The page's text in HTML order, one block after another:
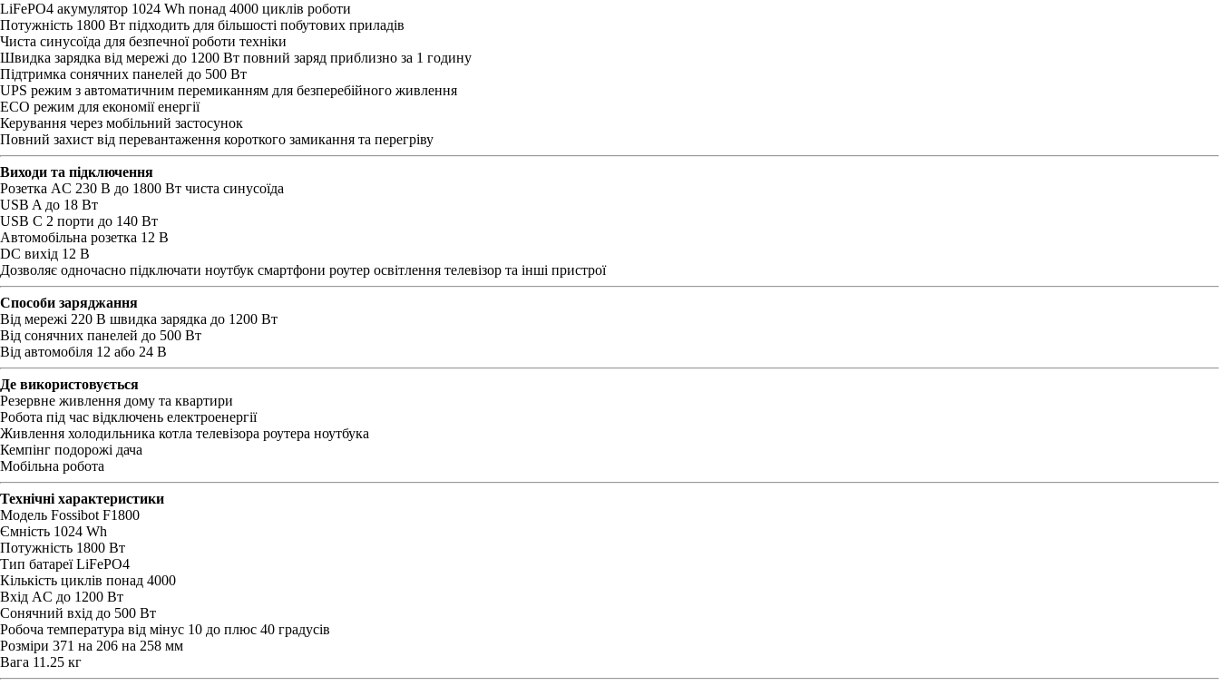
LiFePO4 акумулятор 1024 Wh понад 4000 циклів роботи
Потужність 1800 Вт підходить для більшості побутових приладів
Чиста синусоїда для безпечної роботи техніки
Швидка зарядка від мережі до 1200 Вт повний заряд приблизно за 1 годину
Підтримка сонячних панелей до 500 Вт
UPS режим з автоматичним перемиканням для безперебійного живлення
ECO режим для економії енергії
Керування через мобільний застосунок
Повний захист від перевантаження короткого замикання та перегріву
Виходи та підключення
Розетка AC 230 В до 1800 Вт чиста синусоїда
USB A до 18 Вт
USB C 2 порти до 140 Вт
Автомобільна розетка 12 В
DC вихід 12 В
Дозволяє одночасно підключати ноутбук смартфони роутер освітлення телевізор та інші пристрої
Способи заряджання
Від мережі 220 В швидка зарядка до 1200 Вт
Від сонячних панелей до 500 Вт
Від автомобіля 12 або 24 В
Де використовується
Резервне живлення дому та квартири
Робота під час відключень електроенергії
Живлення холодильника котла телевізора роутера ноутбука
Кемпінг подорожі дача
Мобільна робота
Технічні характеристики
Модель Fossibot F1800
Ємність 1024 Wh
Потужність 1800 Вт
Тип батареї LiFePO4
Кількість циклів понад 4000
Вхід AC до 1200 Вт
Сонячний вхід до 500 Вт
Робоча температура від мінус 10 до плюс 40 градусів
Розміри 371 на 206 на 258 мм
Вага 11.25 кг